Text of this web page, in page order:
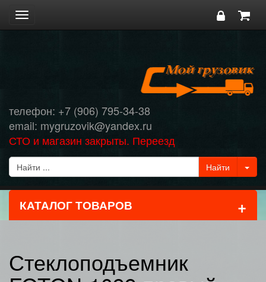
Toggle
navigation
телефон: +7 (906) 795-34-38
email: mygruzovik@yandex.ru
СТО и магазин закрыты. Переезд
КАТАЛОГ ТОВАРОВ +
Стеклоподъемник